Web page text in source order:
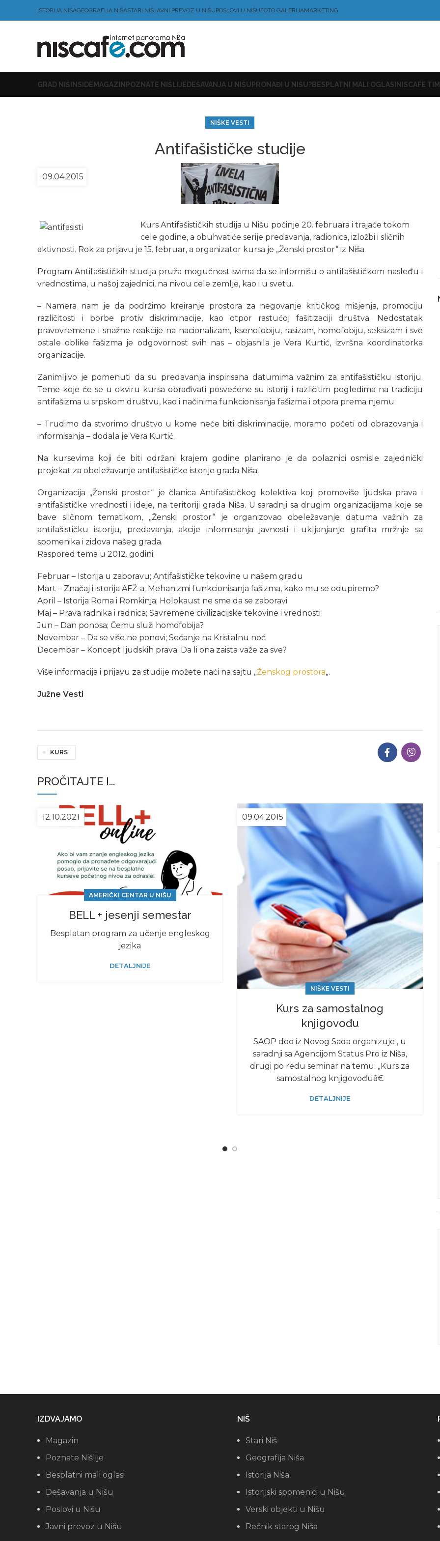
ISTORIJA NIŠAGEOGRAFIJA NIŠASTARI NIŠJAVNI PREVOZ U NIŠUPOSLOVI U NIŠUFOTO GALERIJAMARKETING
GRAD NIŠ INSIDE MAGAZIN POZNATE NIŠLIJE DEŠAVANJA U NIŠU PRONAĐI U NIŠU?BESPLATNI MALI OGLASI NISCAFE TIM
NIŠKE VESTI
Antifašističke studije
09.04.2015
Kurs Antifašističkih studija u Nišu počinje 20. februara i trajaće tokom
cele godine, a obuhvatiće serije predavanja, radionica, izložbi i sličnih
aktivnosti. Rok za prijavu je 15. februar, a organizator kursa je „Ženski prostor“ iz Niša.
Program Antifašističkih studija pruža mogućnost svima da se informišu o antifašističkom nasleđu i
vrednostima, u našoj zajednici, na nivou cele zemlje, kao i u svetu.
– Namera nam je da podržimo kreiranje prostora za negovanje kritičkog mišjenja, promociju
različitosti i borbe protiv diskriminacije, kao otpor rastućoj fašitizaciji društva. Nedostatak
pravovremene i snažne reakcije na nacionalizam, ksenofobiju, rasizam, homofobiju, seksizam i sve
ostale oblike fašizma je odgovornost svih nas – objasnila je Vera Kurtić, izvršna koordinatorka
organizacije.
Zanimljivo je pomenuti da su predavanja inspirisana datumima važnim za antifašističku istoriju.
Teme koje će se u okviru kursa obrađivati posvećene su istoriji i različitim pogledima na tradiciju
antifašizma u srpskom društvu, kao i načinima funkcionisanja fašizma i otpora prema njemu.
– Trudimo da stvorimo društvo u kome neće biti diskriminacije, moramo početi od obrazovanja i
informisanja – dodala je Vera Kurtić.
Na kursevima koji će biti održani krajem godine planirano je da polaznici osmisle zajednički
projekat za obeležavanje antifašističke istorije grada Niša.
Organizacija „Ženski prostor“ je članica Antifašističkog kolektiva koji promoviše ljudska prava i
antifašističke vrednosti i ideje, na teritoriji grada Niša. U saradnji sa drugim organizacijama koje se
bave sličnom tematikom, „Ženski prostor“ je organizovao obeležavanje datuma važnih za
antifašističku istoriju, predavanja, akcije informisanja javnosti i ukljanjanje grafita mržnje sa
spomenika i zidova našeg grada.
Raspored tema u 2012. godini:
Februar – Istorija u zaboravu; Antifašističke tekovine u našem gradu
Mart – Značaj i istorija AFŽ-a; Mehanizmi funkcionisanja fašizma, kako mu se odupiremo?
April – Istorija Roma i Romkinja; Holokaust ne sme da se zaboravi
Maj – Prava radnika i radnica; Savremene civilizacijske tekovine i vrednosti
Jun – Dan ponosa; Čemu služi homofobija?
Novembar – Da se više ne ponovi; Sećanje na Kristalnu noć
Decembar – Koncept ljudskih prava; Da li ona zaista važe za sve?
Više informacija i prijavu za studije možete naći na sajtu „Ženskog prostora„.
Južne Vesti
KURS
PROČITAJTE I...
12.10.2021
AMERIČKI CENTAR U NIŠU
BELL + jesenji semestar
Besplatan program za učenje engleskog
jezika
DETALJNIJE
09.04.2015
NIŠKE VESTI
Kurs za samostalnog
knjigovođu
SAOP doo iz Novog Sada organizuje , u
saradnji sa Agencijom Status Pro iz Niša,
drugi po redu seminar na temu: „Kurs za
samostalnog knjigovođuâ€
DETALJNIJE
IZDVAJAMO
Magazin
Poznate Nišlije
Besplatni mali oglasi
Dešavanja u Nišu
Poslovi u Nišu
Javni prevoz u Nišu
NIŠ
Stari Niš
Geografija Niša
Istorija Niša
Istorijski spomenici u Nišu
Verski objekti u Nišu
Rečnik starog Niša